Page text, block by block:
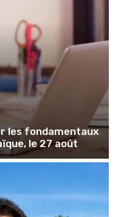
les fondamentaux
le 27 août